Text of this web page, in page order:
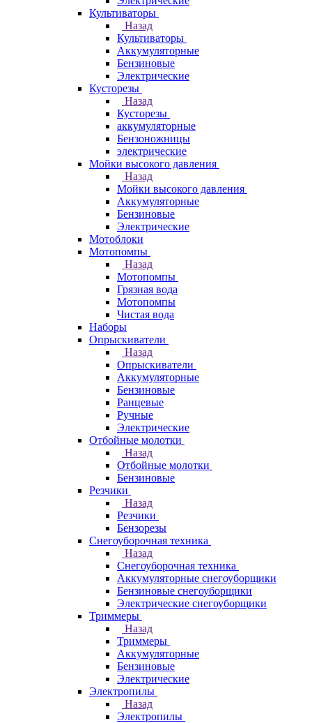
Культиваторы
Назад
Культиваторы
Аккумуляторные
Бензиновые
Электрические
Кусторезы
Назад
Кусторезы
аккумуляторные
Бензоножницы
электрические
Мойки высокого давления
Назад
Мойки высокого давления
Аккумуляторные
Бензиновые
Электрические
Мотоблоки
Мотопомпы
Назад
Мотопомпы
Грязная вода
Мотопомпы
Чистая вода
Наборы
Опрыскиватели
Назад
Опрыскиватели
Аккумуляторные
Бензиновые
Ранцевые
Ручные
Электрические
Отбойные молотки
Назад
Отбойные молотки
Бензиновые
Резчики
Назад
Резчики
Бензорезы
Снегоуборочная техника
Назад
Снегоуборочная техника
Аккумуляторные снегоуборщики
Бензиновые снегоуборщики
Электрические снегоуборщики
Триммеры
Назад
Триммеры
Аккумуляторные
Бензиновые
Электрические
Электропилы
Назад
Электропилы